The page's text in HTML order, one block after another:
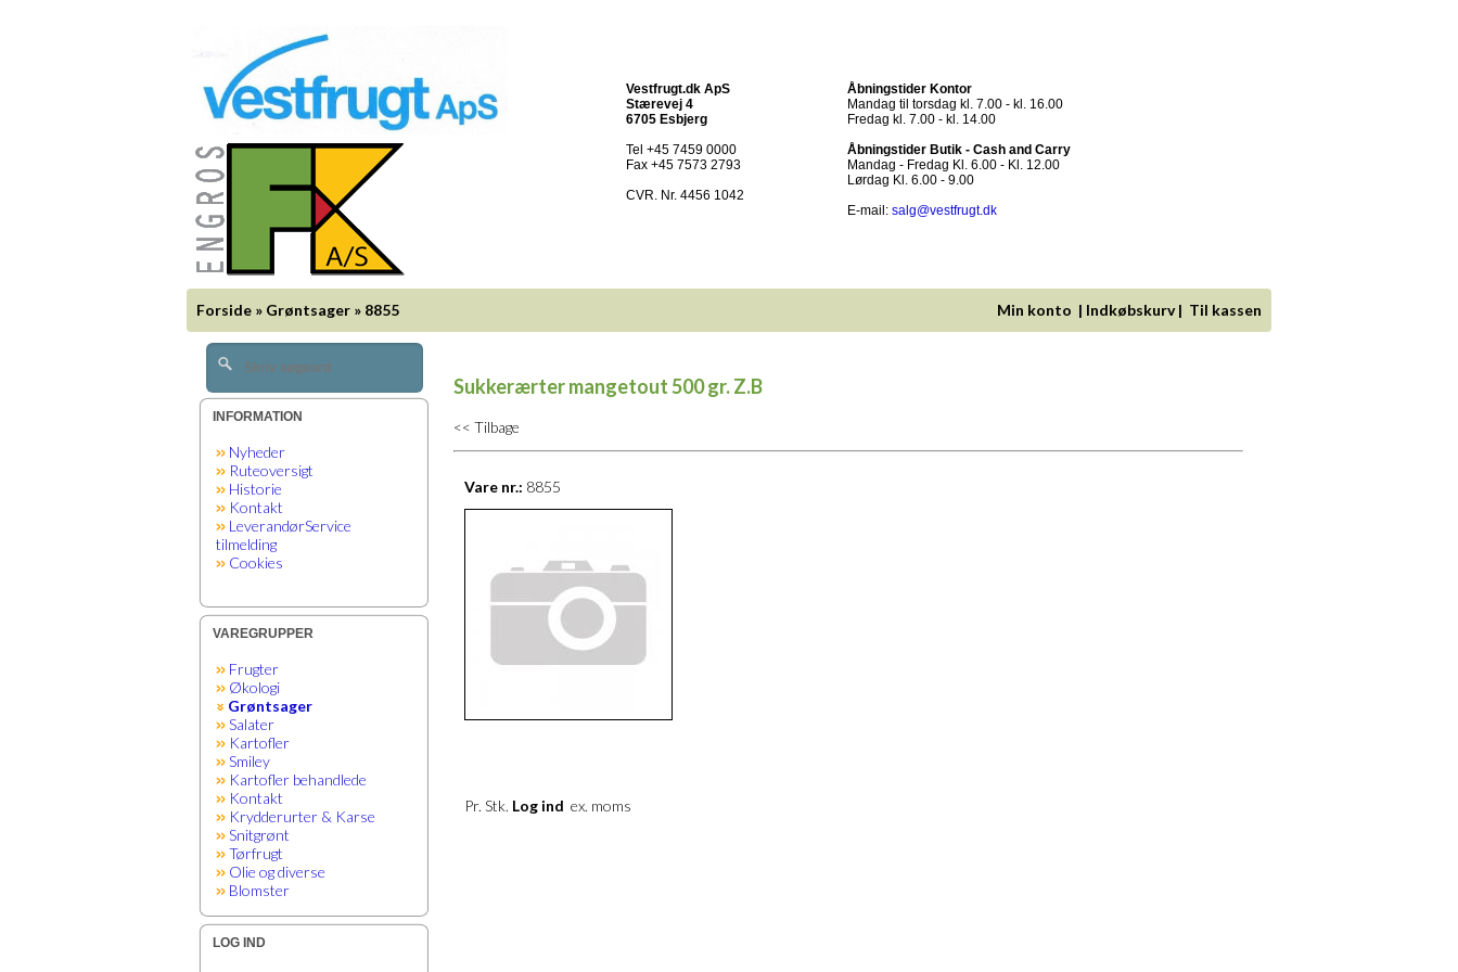
Vestfrugt.dk ApS
Stærevej 4
6705 Esbjerg
Tel +45 7459 0000
Fax +45 7573 2793
CVR. Nr. 4456 1042
Åbningstider Kontor
Mandag til torsdag kl. 7.00 - kl. 16.00
Fredag kl. 7.00 - kl. 14.00
Åbningstider Butik - Cash and Carry
Mandag - Fredag Kl. 6.00 - Kl. 12.00
Lørdag Kl. 6.00 - 9.00
E-mail: salg@vestfrugt.dk
Forside » Grøntsager » 8855 Min konto | Indkøbskurv| Til kassen
INFORMATION
Nyheder
Ruteoversigt
Historie
Kontakt
LeverandørService
tilmelding
Cookies
VAREGRUPPER
Frugter
Økologi
Grøntsager
Salater
Kartofler
Smiley
Kartofler behandlede
Kontakt
Krydderurter & Karse
Snitgrønt
Tørfrugt
Olie og diverse
Blomster
LOG IND
Sukkerærter mangetout 500 gr. Z.B
<< Tilbage
Vare nr.: 8855
Pr. Stk. Log ind ex. moms